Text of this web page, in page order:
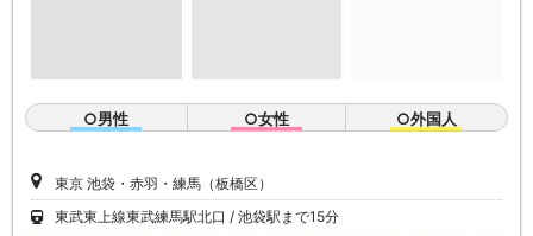
○男性 ○女性 ○外国人
東京 池袋・赤羽・練馬（板橋区）
東武東上線東武練馬駅北口
池袋駅まで15分